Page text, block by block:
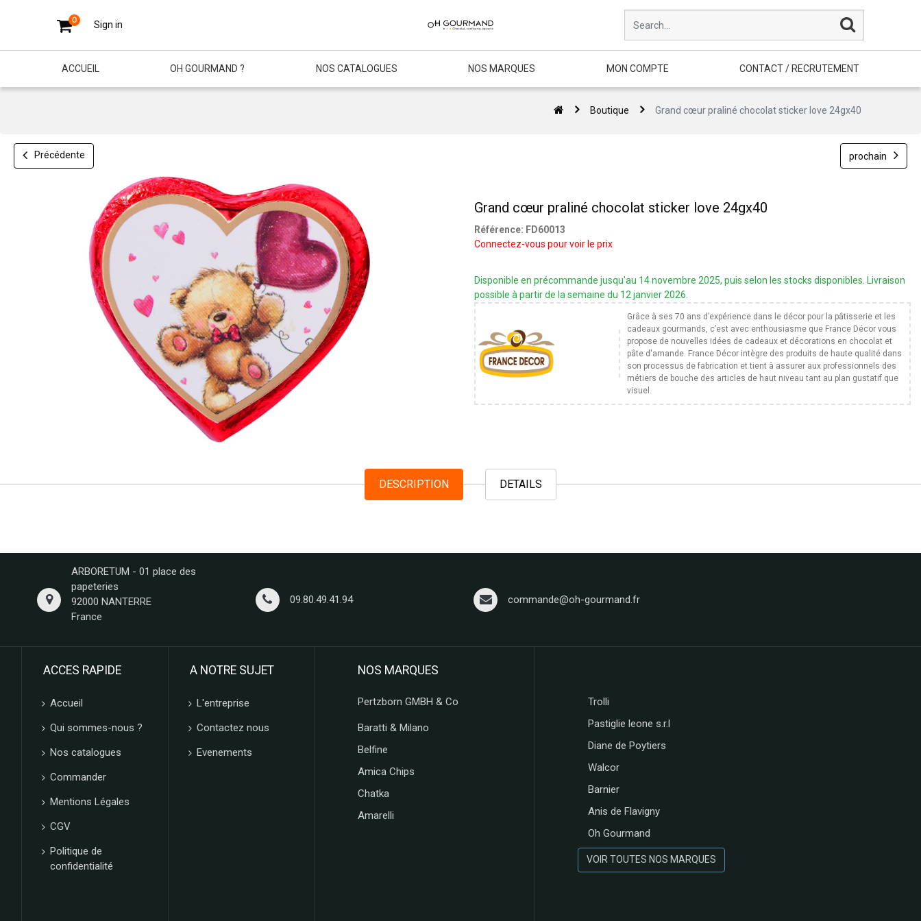
0 Sign in
ACCUEIL OH GOURMAND ? NOS CATALOGUES NOS MARQUES MON COMPTE CONTACT / RECRUTEMENT
Boutique Grand cœur praliné chocolat sticker love 24gx40
Précédente prochain
Grand cœur praliné chocolat sticker love 24gx40
Référence: FD60013
Connectez-vous pour voir le prix
Disponible en précommande jusqu'au 14 novembre 2025, puis selon les stocks disponibles. Livraison
possible à partir de la semaine du 12 janvier 2026.
Grâce à ses 70 ans d’expérience dans le décor pour la pâtisserie et les
cadeaux gourmands, c’est avec enthousiasme que France Décor vous
propose de nouvelles idées de cadeaux et décorations en chocolat et
pâte d'amande. France Décor intègre des produits de haute qualité dans
son processus de fabrication et tient à assurer aux professionnels des
métiers de bouche des articles de haut niveau tant au plan gustatif que
visuel.
DESCRIPTION DETAILS
ARBORETUM - 01 place des
papeteries
92000 NANTERRE
France
09.80.49.41.94 commande@oh-gourmand.fr
ACCES RAPIDE
Accueil
Qui sommes-nous ?
Nos catalogues
Commander
Mentions Légales
CGV
Politique de
confidentialité
A NOTRE SUJET
L'entreprise
Contactez nous
Evenements
NOS MARQUES
Pertzborn GMBH & Co
Baratti & Milano
Belfine
Amica Chips
Chatka
Amarelli
Trolli
Pastiglie leone s.r.l
Diane de Poytiers
Walcor
Barnier
Anis de Flavigny
Oh Gourmand
VOIR TOUTES NOS MARQUES